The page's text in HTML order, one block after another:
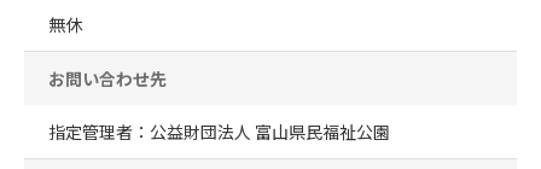
無休
お問い合わせ先
指定管理者：公益財団法人 富山県民福祉公園